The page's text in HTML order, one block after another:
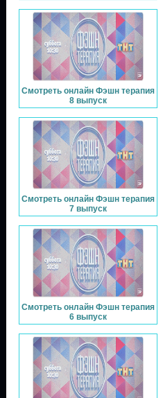
Смотреть онлайн Фэшн терапия
8 выпуск
Смотреть онлайн Фэшн терапия
7 выпуск
Смотреть онлайн Фэшн терапия
6 выпуск